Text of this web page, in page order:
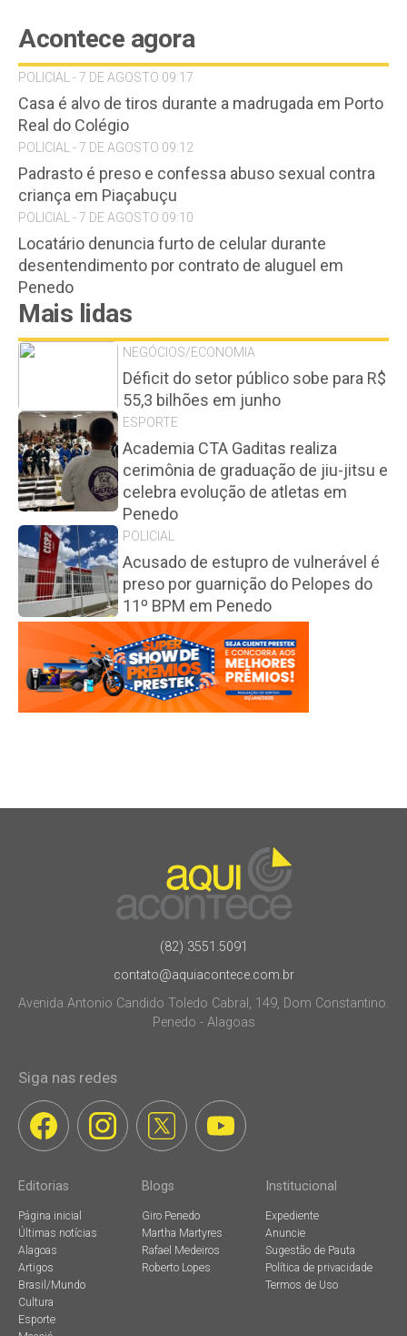
Acontece agora
POLICIAL - 7 DE AGOSTO 09:17
Casa é alvo de tiros durante a madrugada em Porto
Real do Colégio
POLICIAL - 7 DE AGOSTO 09:12
Padrasto é preso e confessa abuso sexual contra
criança em Piaçabuçu
POLICIAL - 7 DE AGOSTO 09:10
Locatário denuncia furto de celular durante
desentendimento por contrato de aluguel em
Penedo
Mais lidas
NEGÓCIOS/ECONOMIA
Déficit do setor público sobe para R$
55,3 bilhões em junho
ESPORTE
Academia CTA Gaditas realiza
cerimônia de graduação de jiu-jitsu e
celebra evolução de atletas em
Penedo
POLICIAL
Acusado de estupro de vulnerável é
preso por guarnição do Pelopes do
11º BPM em Penedo
(82) 3551.5091
contato@aquiacontece.com.br
Avenida Antonio Candido Toledo Cabral, 149, Dom Constantino.
Penedo - Alagoas
Siga nas redes
Editorias
Página inicial
Últimas notícias
Alagoas
Artigos
Brasil/Mundo
Cultura
Esporte
Blogs
Giro Penedo
Martha Martyres
Rafael Medeiros
Roberto Lopes
Institucional
Expediente
Anuncie
Sugestão de Pauta
Política de privacidade
Termos de Uso